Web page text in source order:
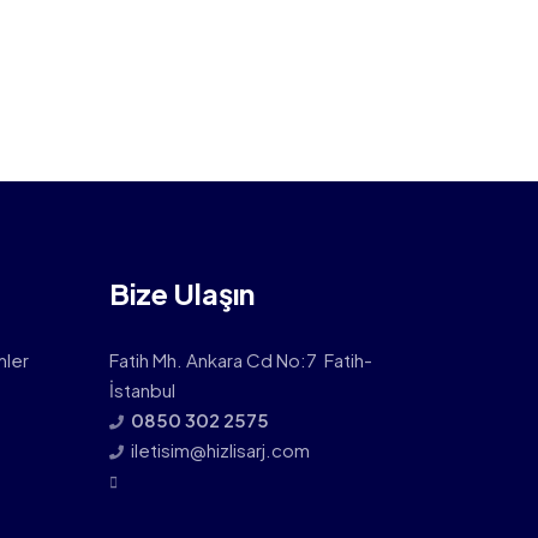
Bize Ulaşın
Fatih Mh. Ankara Cd No:7 Fatih-
İstanbul
0850 302 2575
iletisim@hizlisarj.com